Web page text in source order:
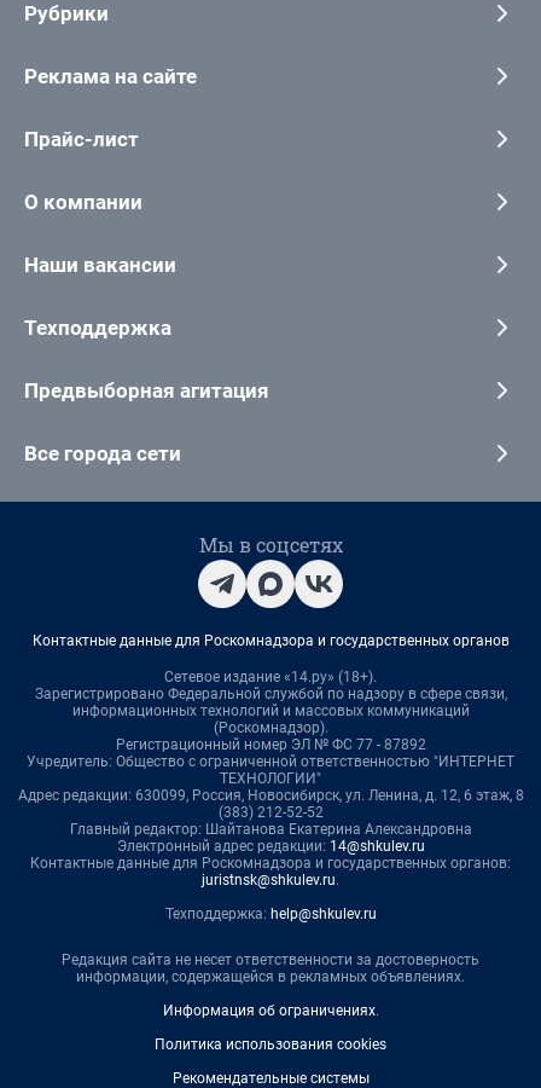
Рубрики
Реклама на сайте
Прайс-лист
О компании
Наши вакансии
Техподдержка
Предвыборная агитация
Все города сети
Мы в соцсетях
Контактные данные для Роскомнадзора и государственных органов
Сетевое издание «14.ру» (18+).
Зарегистрировано Федеральной службой по надзору в сфере связи,
информационных технологий и массовых коммуникаций
(Роскомнадзор).
Регистрационный номер ЭЛ № ФС 77 - 87892
Учредитель: Общество с ограниченной ответственностью "ИНТЕРНЕТ
ТЕХНОЛОГИИ"
Адрес редакции: 630099, Россия, Новосибирск, ул. Ленина, д. 12, 6 этаж, 8
(383) 212-52-52
Главный редактор: Шайтанова Екатерина Александровна
Электронный адрес редакции: 14@shkulev.ru
Контактные данные для Роскомнадзора и государственных органов:
juristnsk@shkulev.ru.
Техподдержка: help@shkulev.ru
Редакция сайта не несет ответственности за достоверность
информации, содержащейся в рекламных объявлениях.
Информация об ограничениях.
Политика использования cookies
Рекомендательные системы